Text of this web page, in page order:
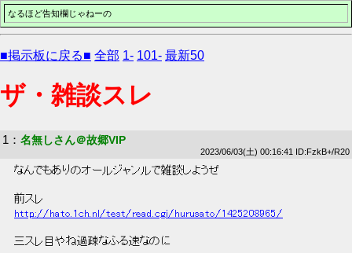
なるほど告知欄じゃねーの
■掲示板に戻る■ 全部 1- 101- 最新50
ザ・雑談スレ
1 ： 名無しさん＠故郷VIP
2023/06/03(土) 00:16:41 ID:FzkB+/R20
なんでもありのオールジャンルで雑談しようぜ
前スレ
http://hato.1ch.nl/test/read.cgi/hurusato/1425208965/
三スレ目やね過疎なふる速なのに